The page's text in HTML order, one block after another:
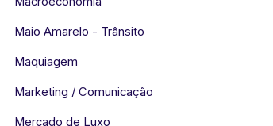
Maio Amarelo - Trânsito
Maquiagem
Marketing / Comunicação
Mercado de Luxo